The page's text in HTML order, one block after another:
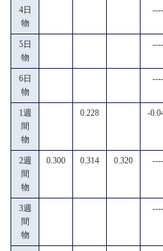
4日
物
5日
物
6日
物
1週
間
物
0.228 -
2週
間
物
0.300 0.314 0.320
3週
間
物